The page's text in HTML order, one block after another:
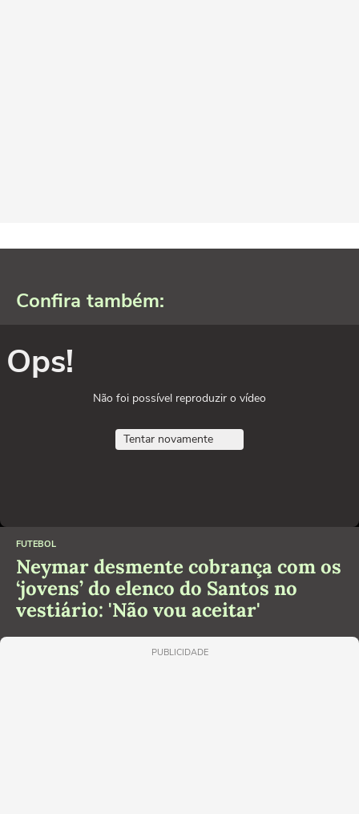
Confira também:
Ops!
Não foi possível reproduzir o vídeo
Tentar novamente
FUTEBOL
Neymar desmente cobrança com os
‘jovens’ do elenco do Santos no
vestiário: 'Não vou aceitar'
PUBLICIDADE